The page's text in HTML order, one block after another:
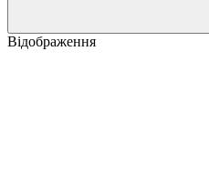
Відображення